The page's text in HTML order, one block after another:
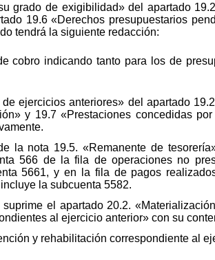
grado de exigibilidad» del apartado
19.6 «Derechos presupuestarios
tendrá la siguiente redacción:
cobro indicando tanto para los de
ejercicios anteriores» del apartado
y 19.7 «Prestaciones concedidas
la nota 19.5. «Remanente de
566 de la fila de operaciones no
5661, y en la fila de pagos
la subcuenta 5582.
el apartado 20.2.
al ejercicio anterior» con su
y rehabilitación correspondiente al